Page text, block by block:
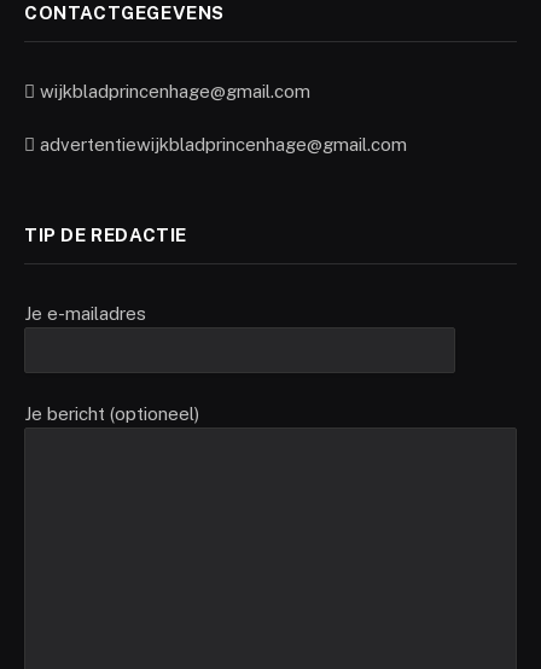
CONTACTGEGEVENS
wijkbladprincenhage@gmail.com
advertentiewijkbladprincenhage@gmail.com
TIP DE REDACTIE
Je e-mailadres
Je bericht (optioneel)